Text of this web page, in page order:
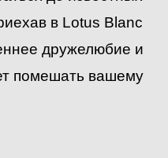
в Lotus Blanc
дружелюбие и
помешать вашему